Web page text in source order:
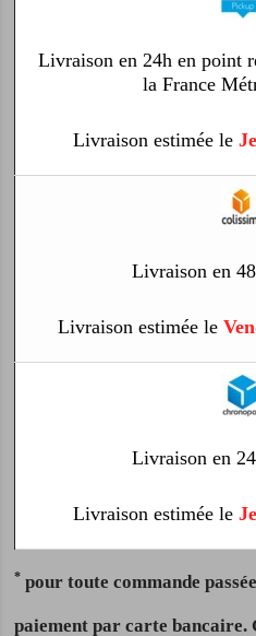
Livraison en 24h en point
la France
Livraison estimée le
Livraison en
Livraison estimée le
Livraison en
Livraison estimée le
* pour toute commande
paiement par carte bancaire.